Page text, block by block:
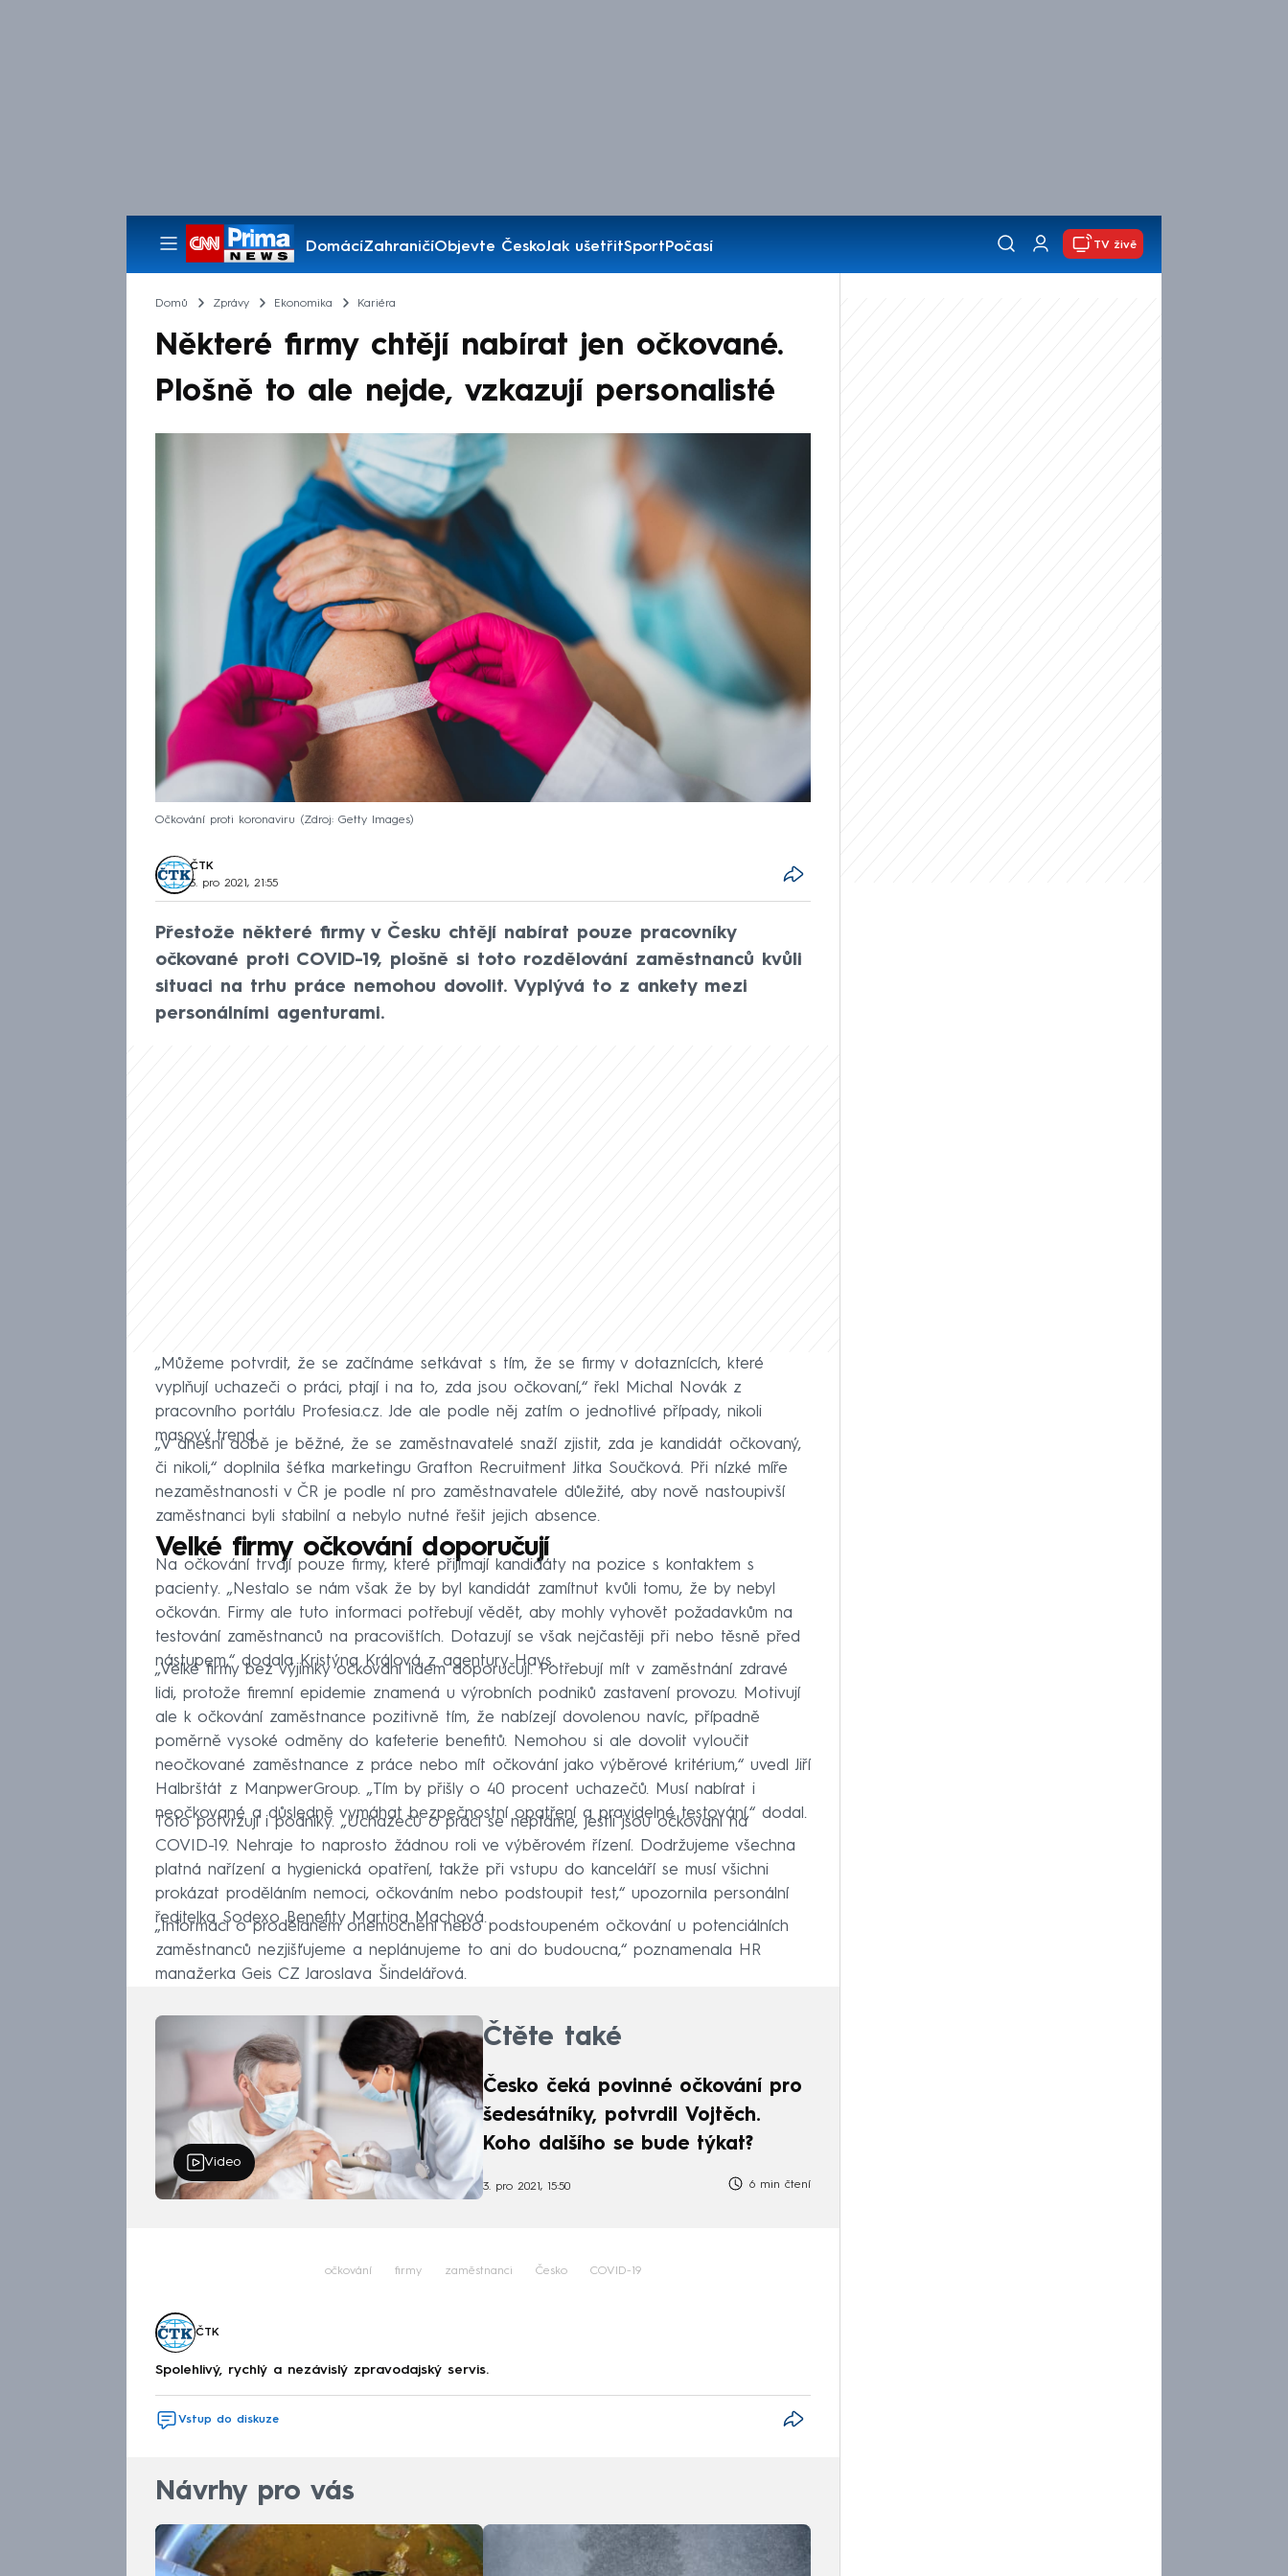
DomácíZahraničíObjevte ČeskoJak ušetřitSportPočasí
Pořady
TV živě
Domů Zprávy Ekonomika Kariéra
Některé firmy chtějí nabírat jen očkované.
Plošně to ale nejde, vzkazují personalisté
Očkování proti koronaviru Zdroj: Getty Images
ČTK
3. pro 2021, 21:55
Přestože některé firmy v Česku chtějí nabírat pouze pracovníky
očkované proti COVID-19, plošně si toto rozdělování zaměstnanců kvůli
situaci na trhu práce nemohou dovolit. Vyplývá to z ankety mezi
personálními agenturami.
„Můžeme potvrdit, že se začínáme setkávat s tím, že se firmy v dotaznících, které
vyplňují uchazeči o práci, ptají i na to, zda jsou očkovaní,“ řekl Michal Novák z
pracovního portálu Profesia.cz. Jde ale podle něj zatím o jednotlivé případy, nikoli
masový trend.
„V dnešní době je běžné, že se zaměstnavatelé snaží zjistit, zda je kandidát očkovaný,
či nikoli,“ doplnila šéfka marketingu Grafton Recruitment Jitka Součková. Při nízké míře
nezaměstnanosti v ČR je podle ní pro zaměstnavatele důležité, aby nově nastoupivší
zaměstnanci byli stabilní a nebylo nutné řešit jejich absence.
Velké firmy očkování doporučují
Na očkování trvají pouze firmy, které přijímají kandidáty na pozice s kontaktem s
pacienty. „Nestalo se nám však že by byl kandidát zamítnut kvůli tomu, že by nebyl
očkován. Firmy ale tuto informaci potřebují vědět, aby mohly vyhovět požadavkům na
testování zaměstnanců na pracovištích. Dotazují se však nejčastěji při nebo těsně před
nástupem,“ dodala Kristýna Králová z agentury Hays.
„Velké firmy bez výjimky očkování lidem doporučují. Potřebují mít v zaměstnání zdravé
lidi, protože firemní epidemie znamená u výrobních podniků zastavení provozu. Motivují
ale k očkování zaměstnance pozitivně tím, že nabízejí dovolenou navíc, případně
poměrně vysoké odměny do kafeterie benefitů. Nemohou si ale dovolit vyloučit
neočkované zaměstnance z práce nebo mít očkování jako výběrové kritérium,“ uvedl Jiří
Halbrštát z ManpwerGroup. „Tím by přišly o 40 procent uchazečů. Musí nabírat i
neočkované a důsledně vymáhat bezpečnostní opatření a pravidelné testování,“ dodal.
Toto potvrzují i podniky. „Uchazečů o práci se neptáme, jestli jsou očkovaní na
COVID-19. Nehraje to naprosto žádnou roli ve výběrovém řízení. Dodržujeme všechna
platná nařízení a hygienická opatření, takže při vstupu do kanceláří se musí všichni
prokázat proděláním nemoci, očkováním nebo podstoupit test,“ upozornila personální
ředitelka Sodexo Benefity Martina Machová.
„Informaci o prodělaném onemocnění nebo podstoupeném očkování u potenciálních
zaměstnanců nezjišťujeme a neplánujeme to ani do budoucna,“ poznamenala HR
manažerka Geis CZ Jaroslava Šindelářová.
Video
Čtěte také
Česko čeká povinné očkování pro
šedesátníky, potvrdil Vojtěch.
Koho dalšího se bude týkat?
3. pro 2021, 15:50 6 min čtení
očkování firmy zaměstnanci Česko COVID-19
ČTK
Spolehlivý, rychlý a nezávislý zpravodajský servis.
Vstup do diskuze
Návrhy pro vás